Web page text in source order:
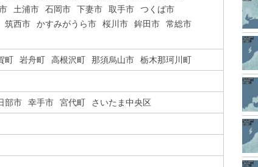
土浦市 石岡市 下妻市 取手市
つくば市
筑西市 かすみがうら市 桜川市 鉾田市
常総市
町 岩舟町 高根沢町 那須烏山市 栃木那珂川町
部市 幸手市 宮代町 さいたま中央区